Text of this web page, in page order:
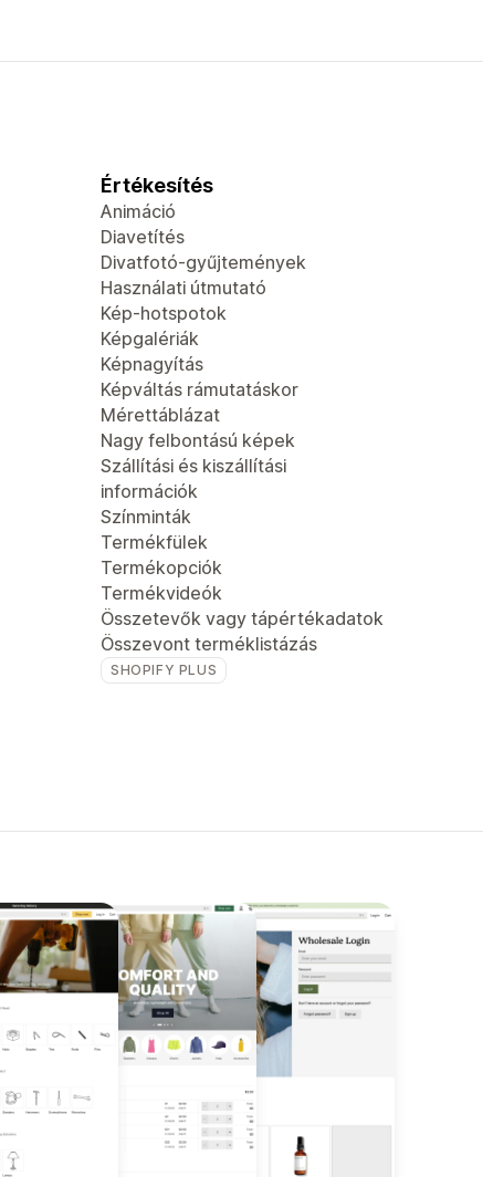
Értékesítés
Animáció
Diavetítés
Divatfotó-gyűjtemények
Használati útmutató
Kép-hotspotok
Képgalériák
Képnagyítás
Képváltás rámutatáskor
Mérettáblázat
Nagy felbontású képek
Szállítási és kiszállítási
információk
Színminták
Termékfülek
Termékopciók
Termékvideók
Összetevők vagy tápértékadatok
Összevont terméklistázás
SHOPIFY PLUS